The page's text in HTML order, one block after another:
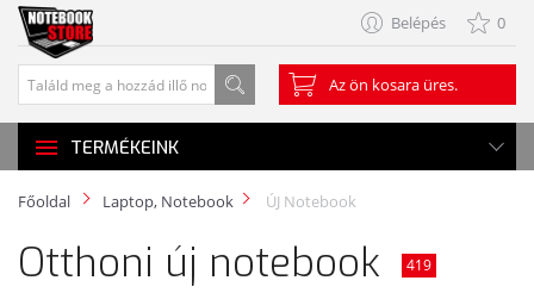
Belépés 0
Az ön kosara üres.
TERMÉKEINK
Főoldal Laptop, Notebook ÚJ Notebook
Otthoni új notebook 419